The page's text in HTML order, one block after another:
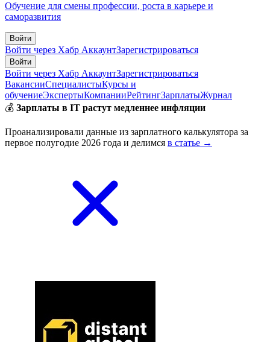
Обучение для смены профессии, роста в карьере и
саморазвития
Войти
Войти через Хабр АккаунтЗарегистрироваться
Войти
Войти через Хабр АккаунтЗарегистрироваться
ВакансииСпециалистыКурсы и
обучениеЭкспертыКомпанииРейтингЗарплатыЖурнал
💰 Зарплаты в IT растут медленнее инфляции
Проанализировали данные из зарплатного калькулятора за
первое полугодие 2026 года и делимся в статье →